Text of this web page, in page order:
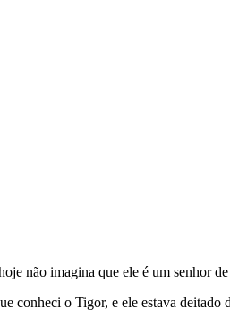
não imagina que ele é um senhor
conheci o Tigor, e ele estava